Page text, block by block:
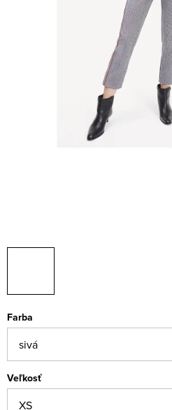
Farba
Veľkosť